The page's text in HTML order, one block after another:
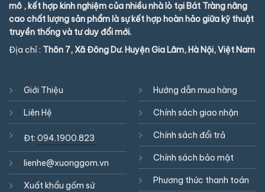
mô , kết hợp kinh nghiệm của nhiều nhà lò tại Bát Tràng nâng
cao chất lượng sản phẩm là sự kết hợp hoàn hảo giữa kỹ thuật
truyền thống và tư duy đổi mới.
Địa chỉ : Thôn 7, Xã Đông Dư. Huyện Gia Lâm, Hà Nội, Việt Nam
Giới Thiệu
Liên Hệ
Đt: 094.1900.823
lienhe@xuonggom.vn
Xuất khẩu gốm sứ
Hướng dẫn mua hàng
Chính sách giao nhận
Chính sách đổi trả
Chính sách bảo mật
Phương thức thanh toán